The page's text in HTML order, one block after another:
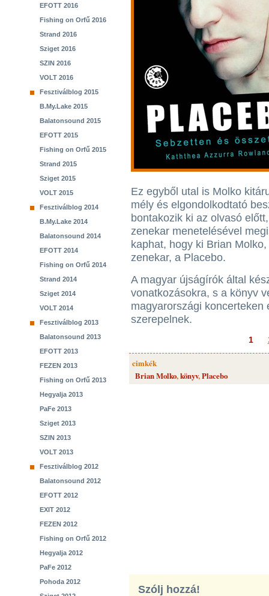
EFOTT 2016
Fishing on Orfű 2016
Strand 2016
Sziget 2016
SZIN 2016
VOLT 2016
Fesztiválblog 2015
B.My.Lake 2015
Balatonsound 2015
EFOTT 2015
Fishing on Orfű 2015
Strand 2015
Sziget 2015
VOLT 2015
Fesztiválblog 2014
B.My.Lake 2014
Balatonsound 2014
EFOTT 2014
Fishing on Orfű 2014
Strand 2014
Sziget 2014
VOLT 2014
Fesztiválblog 2013
Balatonsound 2013
EFOTT 2013
FEZEN 2013
Fishing on Orfű 2013
Hegyalja 2013
PaFe 2013
Sziget 2013
SZIN 2013
VOLT 2013
Fesztiválblog 2012
Balatonsound 2012
EFOTT 2012
EXIT 2012
FEZEN 2012
Fishing on Orfű 2012
Hegyalja 2012
PaFe 2012
Pohoda 2012
Ez egyből utal is Molko
mély és elgondolkodtató
bontakozik ki az olvasó
zenekar menetelésével
kaphat, hogy ki Brian
zenekar, a Placebo.
A magyar újságírók által
vonatkozásokra, s a könyv
magyarországi koncerteken
szerepelnek.
1
cimkék
Brian Molko,könyv,Placebo
Szólj hozzá!